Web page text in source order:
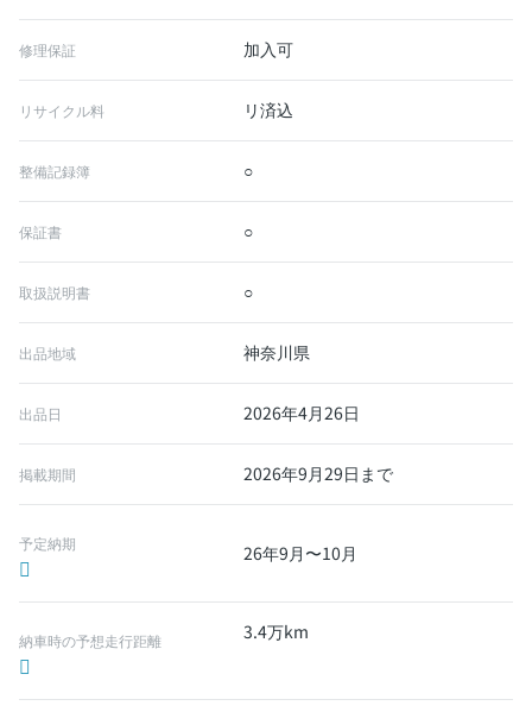
修理保証 加入可
リサイクル料 リ済込
整備記録簿 ○
保証書 ○
取扱説明書 ○
出品地域 神奈川県
出品日 2026年4月26日
掲載期間 2026年9月29日まで
予定納期 26年9月〜10月
納車時の予想走行距離 3.4万km